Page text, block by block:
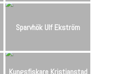
Sparvhök Ulf Ekström
Kungsfiskare Kristianstad